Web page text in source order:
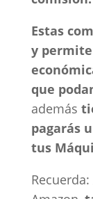
Estas
y
que
además
pagarás
tus